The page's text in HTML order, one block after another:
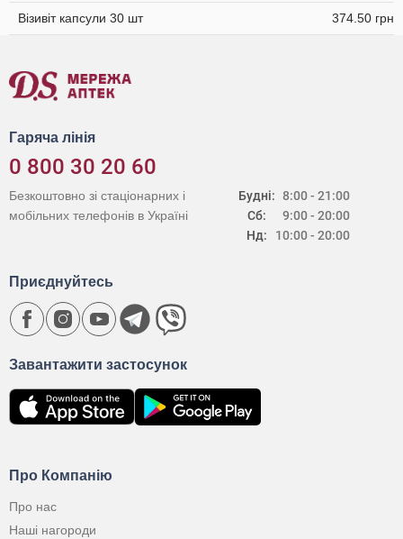
Візивіт капсули 30 шт 374.50 грн
Гаряча лінія
0 800 30 20 60
Будні:
Сб:
Нд:
8:00 - 21:00
9:00 - 20:00
10:00 - 20:00
Безкоштовно зі стаціонарних і
мобільних телефонів в Україні
Про Компанію
Про нас
Наші нагороди
Завантажити застосунок
Приєднуйтесь